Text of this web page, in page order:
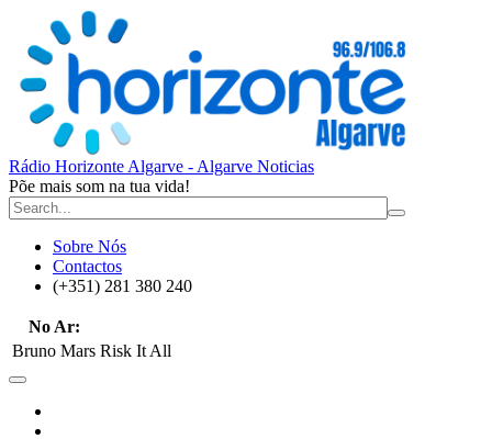
Rádio Horizonte Algarve - Algarve Noticias
Põe mais som na tua vida!
Sobre Nós
Contactos
(+351) 281 380 240
No Ar:
Bruno Mars Risk It All